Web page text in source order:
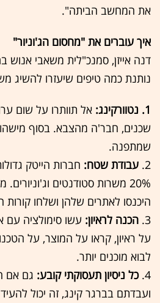
את המחשב הביתה".
איך עוברים את "מחסום הג'וניור"
נותנת כמה טיפים שיעזרו להשיג
1. נטוורקינג:
אל תוותרו על שום
שכנים, חבר'ה מהצבא. בסוף
שמתפנה.
2. עבודת שטח: חברות הייטק
20% משרות סטודנטים
היכנסו לאתרים שלהן ושלחו קורות
3. הכנה לראיון: עשו סימולציה עם
על ראיון, קראו על המוצר, על
לבוא מוכנים יותר.
4. כל ניסיון תעסוקתי קובע: גם אם
ועבדתם בברגר קינג, זה יכול